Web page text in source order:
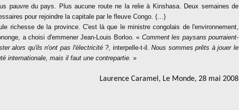
pauvre du pays. Plus aucune route ne la relie à Kinshasa. Deux semaines de
pour rejoindre la capitale par le fleuve Congo. (…)
richesse de la province. C'est là que le ministre congolais de l'environnement,
a choisi d'emmener Jean-Louis Borloo. « Comment les paysans pourraient-
alors qu'ils n'ont pas l'électricité ?, interpelle-t-il . Nous sommes prêts à jouer le
internationale, mais il faut une contrepartie. »
Laurence Caramel, Le Monde, 28 mai 2008